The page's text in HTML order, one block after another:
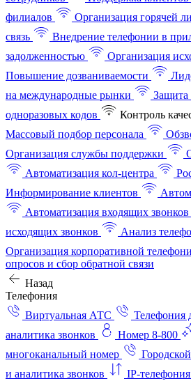
филиалов
Организация горячей
связь
Внедрение телефонии в
задолженностью
Организация
Повышение дозваниваемости
на международные рынки
Защита
одноразовых кодов
Контроль
Массовый подбор персонала
Организация службы поддержки
Автоматизация кол-центра
Информирование клиентов
Автоматизация входящих звонков
исходящих звонков
Анализ
Организация корпоративной
опросов и сбор обратной связи
Назад
Телефония
Виртуальная АТС
Телефония
аналитика звонков
Номер 8-800
многоканальный номер
и аналитика звонков
IP-телефония